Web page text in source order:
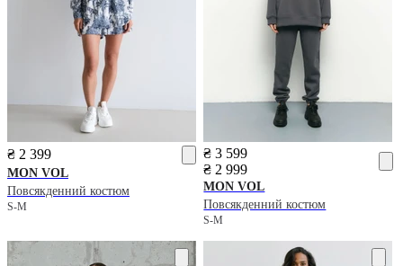
₴ 2 399
MON VOL
Повсякденний костюм
S-M
₴ 3 599
₴ 2 999
MON VOL
Повсякденний костюм
S-M